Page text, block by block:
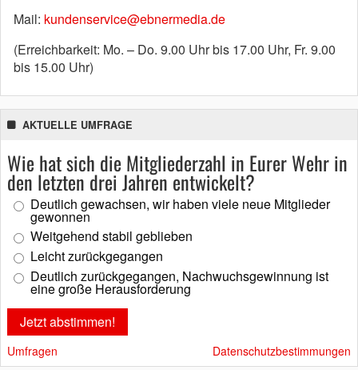
Mail: kundenservice@ebnermedia.de
(Erreichbarkeit: Mo. – Do. 9.00 Uhr bis 17.00 Uhr, Fr. 9.00
bis 15.00 Uhr)
AKTUELLE UMFRAGE
Wie hat sich die Mitgliederzahl in Eurer Wehr in
den letzten drei Jahren entwickelt?
Deutlich gewachsen, wir haben viele neue Mitglieder
gewonnen
Weitgehend stabil geblieben
Leicht zurückgegangen
Deutlich zurückgegangen, Nachwuchsgewinnung ist
eine große Herausforderung
Umfragen Datenschutzbestimmungen